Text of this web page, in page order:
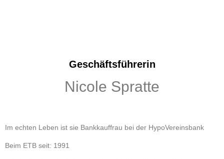
Geschäftsführerin
Nicole Spratte
Im echten Leben ist sie Bankkauffrau bei der HypoVereinsbank
Beim ETB seit: 1991